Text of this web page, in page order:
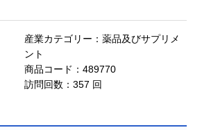
産業カテゴリー：薬品及びサプリメ
ント
商品コード：489770
訪問回数：357 回